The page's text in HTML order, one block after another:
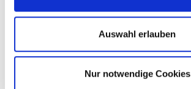
Auswahl erlauben
Nur notwendige Cookies